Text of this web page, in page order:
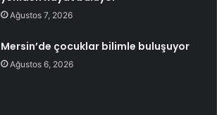
Ağustos 7, 2026
Mersin’de çocuklar bilimle buluşuyor
Ağustos 6, 2026